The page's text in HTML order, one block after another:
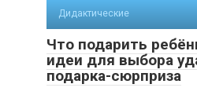
Дидактические
Что подарить
идеи для выбора
подарка-сюрприза